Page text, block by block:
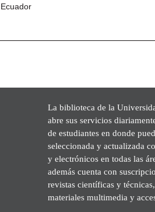
Ecuador
La biblioteca de la
abre sus servicios
de estudiantes en donde
seleccionada y actualizada
y electrónicos en todas las
además cuenta con
revistas científicas y
materiales multimedia y